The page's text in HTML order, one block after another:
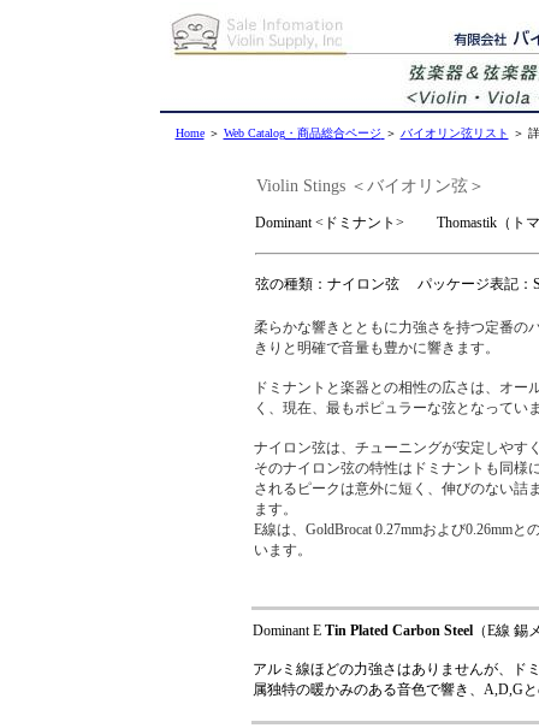
Home＞ Web Catalog・ 商品総合ページ ＞ バイオリン弦リスト ＞
Violin Stings ＜バイオリン弦＞
Dominant <ドミナント> Thomastik（ト
弦の種類：ナイロン弦 パッケージ表記：
柔らかな響きとともに力強さを持つ定番の
きりと明確で音量も豊かに響きます。
ドミナントと楽器との相性の広さは、オ
く、現在、最もポピュラーな弦となってい
ナイロン弦は、チューニングが安定しやす
そのナイロン弦の特性はドミナントも同様
されるピークは意外に短く、伸びのない詰
ます。
E線は、GoldBrocat 0.27mmおよび0.26mm
います。
Dominant E TinPlated Carbon Steel（E線 錫
アルミ線ほどの力強さはありませんが、ド
属独特の暖かみのある音色で響き、A,D,G